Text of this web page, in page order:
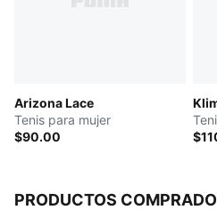
Arizona Lace
Tenis para mujer
$90.00
PRODUCTOS